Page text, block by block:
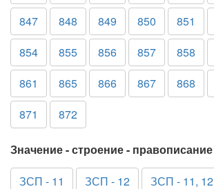
847
848 849 850 851
854
855 856 857 858
861
865 866 867 868
871
872
Значение - строение - правописание
ЗСП - 11
ЗСП - 12 ЗСП - 11, 12